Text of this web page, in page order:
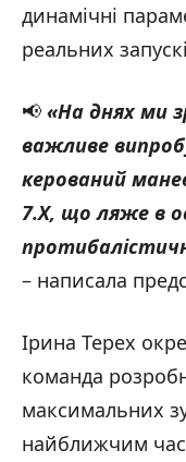
динамічні
реальних
📢 «На днях ми
важливе
керований
7.X, що ляже в
– написала
Ірина Терех
команда
максимальних
найближчим